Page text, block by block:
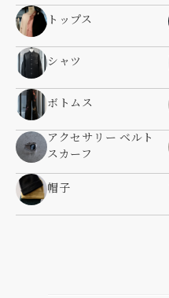
トップス
シャツ
ボトムス
アクセサリー ベルト
スカーフ
帽子